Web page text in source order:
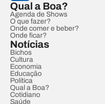
Qual a Boa?
Agenda de Shows
O que fazer?
Onde comer e beber?
Onde ficar?
Notícias
Bichos
Cultura
Economia
Educação
Política
Qual a Boa?
Cotidiano
Saúde